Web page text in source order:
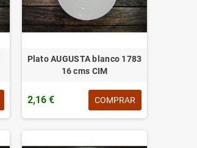
Plato AUGUSTA blanco 1783
16 cms CIM
2,16 € COMPRAR